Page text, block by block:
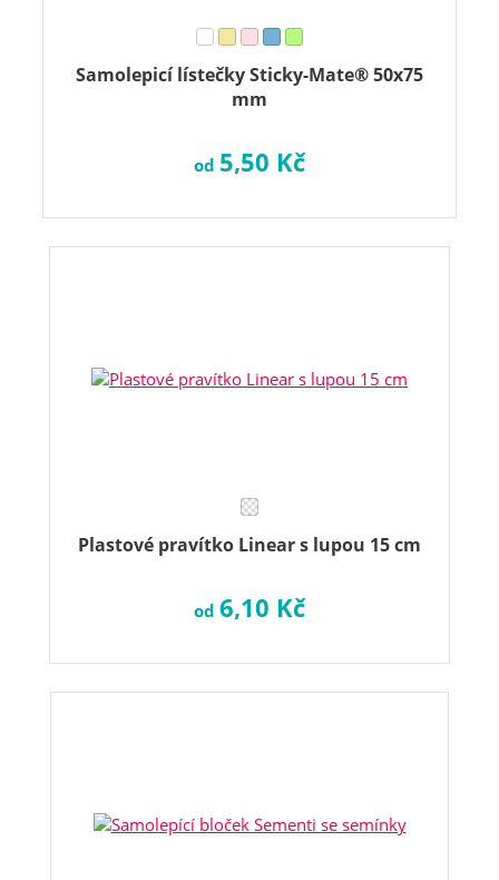
Samolepicí lístečky Sticky-Mate® 50x75
mm
od 5,50 Kč
Plastové pravítko Linear s lupou 15 cm
od 6,10 Kč